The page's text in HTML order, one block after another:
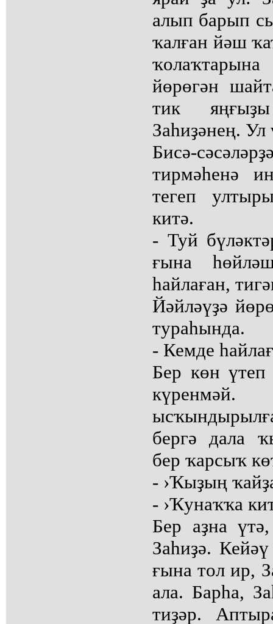
алып барып
ҡалған йәш
йөрөгән
тик
Заһиҙәнең. Ул
Бисә-
тирмәһенә
тегеп
китә.
- Туй
ғына
һайлаған,
Йәйләүҙә
тураһында.
- Кемде
Бер көн үтеп
күренмәй.
бергә дала
бер ҡарсыҡ
- ›Ҡыҙың
- ›Ҡунаҡҡа
Бер аҙна
Заһиҙә.
ғына тол ир,
ала. Барһа,
тиҙәр.